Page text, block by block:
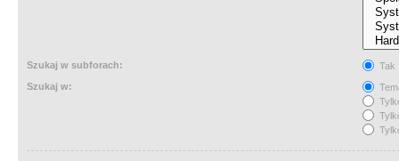
Szukaj w subforach:
Tak
Szukaj w: